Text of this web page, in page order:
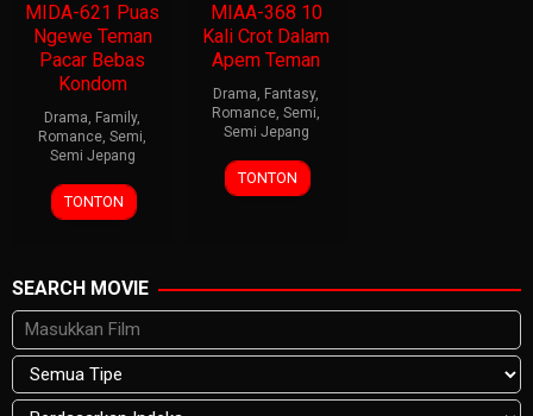
MIDA-621 Puas
Ngewe Teman
Pacar Bebas
Kondom
Drama, Family,
Romance,Semi,
Semi Jepang
TONTON
MIAA-368 10
Kali Crot Dalam
Apem Teman
Drama, Fantasy,
Romance,Semi,
Semi Jepang
TONTON
SEARCH MOVIE